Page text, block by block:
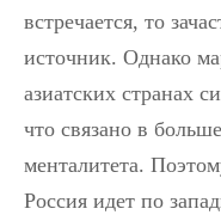
встречается, то
источник. Однако
азиатских странах
что связано в
менталитета.
Россия идет по